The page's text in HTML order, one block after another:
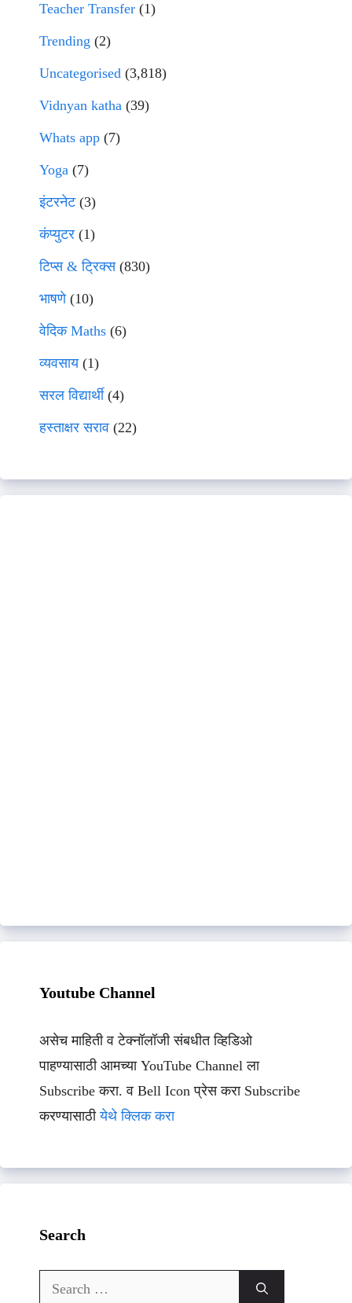
Teacher Transfer (1)
Trending (2)
Uncategorised (3,818)
Vidnyan katha (39)
Whats app (7)
Yoga (7)
इंटरनेट(3)
कंप्युटर (1)
टिप्स & ट्रिक्स(830)
भाषणे(10)
वेदिक Maths (6)
व्यवसाय(1)
सरल विद्यार्थी(4)
हस्ताक्षर सराव (22)
Youtube Channel
असेच माहिती व टेक्नॉलॉजी संबधीत व्हिडिओ
पाहण्यासाठी आमच्या YouTube Channel ला
Subscribe करा. व Bell Icon प्रेस करा Subscribe
करण्यासाठीयेथे क्लिक करा
Search
Search